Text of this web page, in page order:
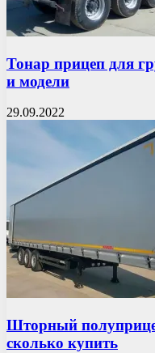
Тонар прицеп для
и модели
29.09.2022
Шторный
сколько купить